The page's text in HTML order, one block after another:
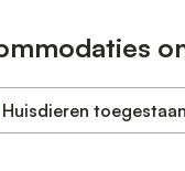
Huisdieren toegestaan